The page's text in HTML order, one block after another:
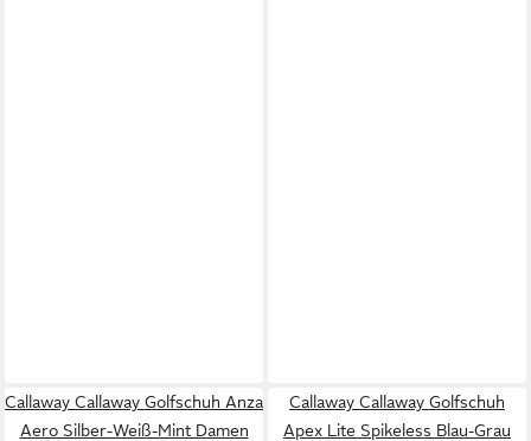
Callaway Callaway Golfschuh Anza
Aero Silber-Weiß-Mint Damen
Callaway Callaway Golfschuh
Apex Lite Spikeless Blau-Grau